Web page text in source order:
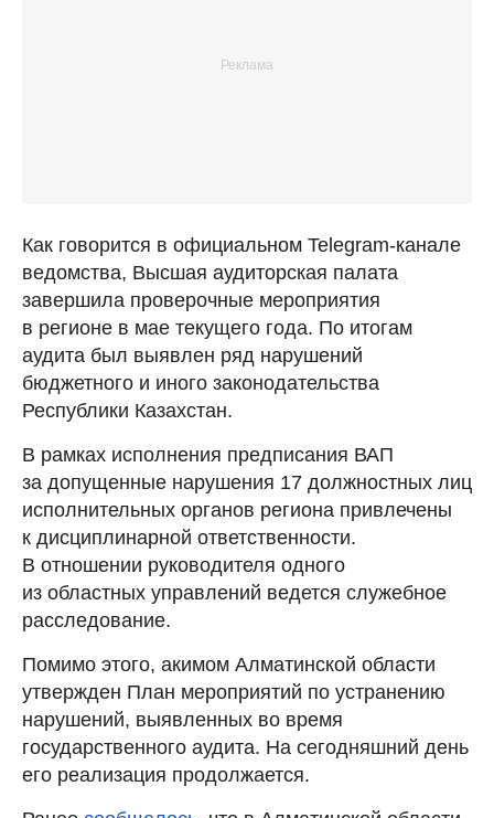
Как говорится в официальном Telegram-канале
ведомства, Высшая аудиторская палата
завершила проверочные мероприятия
в регионе в мае текущего года. По итогам
аудита был выявлен ряд нарушений
бюджетного и иного законодательства
Республики Казахстан.
В рамках исполнения предписания ВАП
за допущенные нарушения 17 должностных лиц
исполнительных органов региона привлечены
к дисциплинарной ответственности.
В отношении руководителя одного
из областных управлений ведется служебное
расследование.
Помимо этого, акимом Алматинской области
утвержден План мероприятий по устранению
нарушений, выявленных во время
государственного аудита. На сегодняшний день
его реализация продолжается.